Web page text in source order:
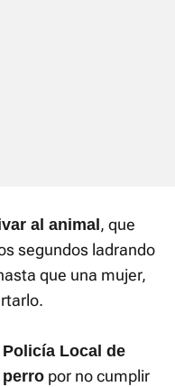
al animal , que
segundos ladrando
que una mujer,
Policía Local de
por no cumplir